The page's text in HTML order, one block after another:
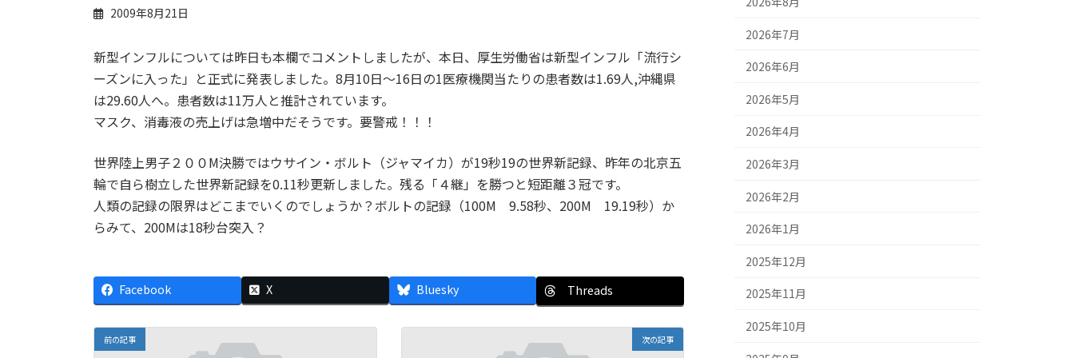
2009年8月21日
新型インフルについては昨日も本欄でコメントしましたが、本日、厚生労働省は新型インフル「流行シ
ーズンに入った」と正式に発表しました。8月10日～16日の1医療機関当たりの患者数は1.69人,沖縄県
は29.60人へ。患者数は11万人と推計されています。
マスク、消毒液の売上げは急増中だそうです。要警戒！！！
世界陸上男子２００M決勝ではウサイン・ボルト（ジャマイカ）が19秒19の世界新記録、昨年の北京五
輪で自ら樹立した世界新記録を0.11秒更新しました。残る「４継」を勝つと短距離３冠です。
人類の記録の限界はどこまでいくのでしょうか？ボルトの記録（100M 9.58秒、200M 19.19秒）か
らみて、200Mは18秒台突入？
Facebook X Bluesky Threads
前の記事 次の記事
2026年7月
2026年6月
2026年5月
2026年4月
2026年3月
2026年2月
2026年1月
2025年12月
2025年11月
2025年10月